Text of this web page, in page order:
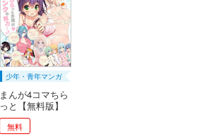
少年・青年マンガ
まんが4コマちら
っと【無料版】
無料